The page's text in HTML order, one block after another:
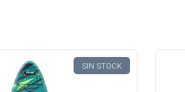
SIN STOCK